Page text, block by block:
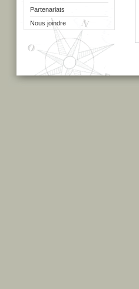
Partenariats
Nous joindre